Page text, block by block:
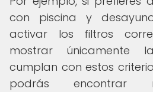
con piscina y
activar los filtros
mostrar únicamente
cumplan con estos
podrás encontrar